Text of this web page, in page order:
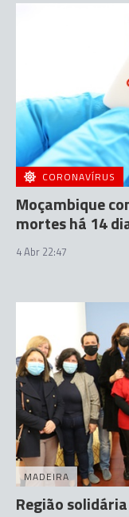
CORONAVÍRUS
Moçambique
mortes há 14
4 Abr 22:47
MADEIRA
Região